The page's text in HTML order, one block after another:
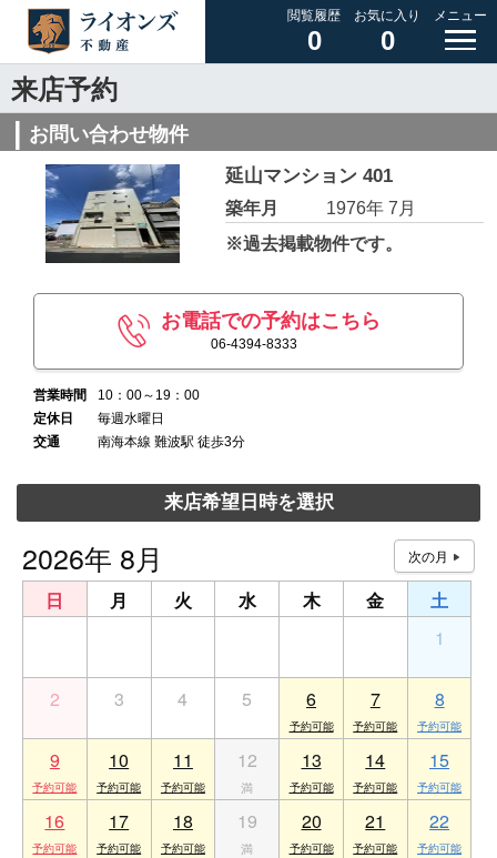
閲覧履歴
0
お気に入り
0
メニュー
来店予約
お問い合わせ物件
延山マンション 401
築年月
1976年 7月
※過去掲載物件です。
お電話での予約はこちら
06-4394-8333
営業時間
10：00～19：00
定休日
毎週水曜日
交通
南海本線 難波駅 徒歩3分
来店希望日時を選択
2026年 8月
日 月 火 水 木 金
土
1
2 3 4 5 6 7 8
9 10 11 12 13 14 15
16 17 18 19 20 21 22